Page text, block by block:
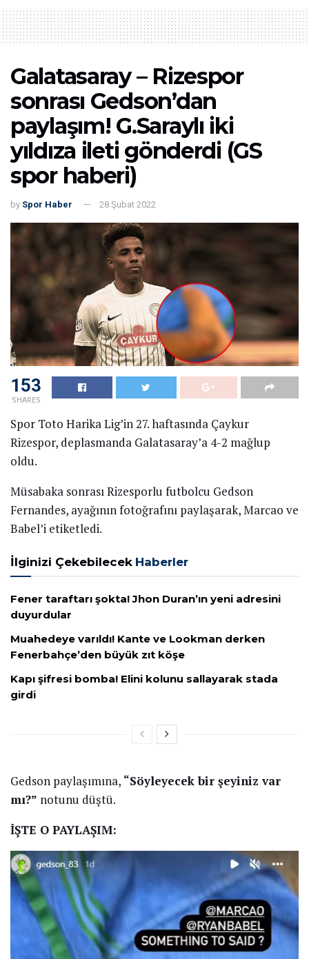
Galatasaray – Rizespor
sonrası Gedson’dan
paylaşım! G.Saraylı iki
yıldıza ileti gönderdi (GS
spor haberi)
by Spor Haber 28 Şubat 2022
153
SHARES
Spor Toto Harika Lig’in 27. haftasında Çaykur
Rizespor, deplasmanda Galatasaray’a 4-2 mağlup
oldu.
Müsabaka sonrası Rizesporlu futbolcu Gedson
Fernandes, ayağının fotoğrafını paylaşarak, Marcao ve
Babel’i etiketledi.
İlginizi Çekebilecek Haberler
Fener taraftarı şokta! Jhon Duran’ın yeni adresini
duyurdular
Muahedeye varıldı! Kante ve Lookman derken
Fenerbahçe’den büyük zıt köşe
Kapı şifresi bomba! Elini kolunu sallayarak stada
girdi
Gedson paylaşımına, “Söyleyecek bir şeyiniz var
mı?” notunu düştü.
İŞTE O PAYLAŞIM: